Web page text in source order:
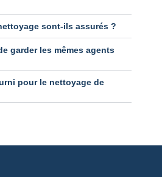
sont-ils assurés ?
garder les mêmes agents
pour le nettoyage de